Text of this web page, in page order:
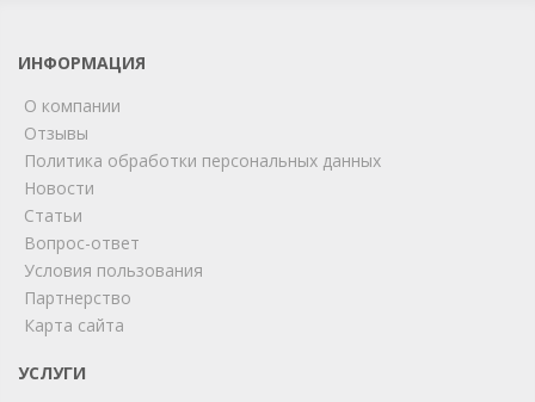
ИНФОРМАЦИЯ
О компании
Отзывы
Политика обработки персональных данных
Новости
Статьи
Вопрос-ответ
Условия пользования
Партнерство
Карта сайта
УСЛУГИ
online